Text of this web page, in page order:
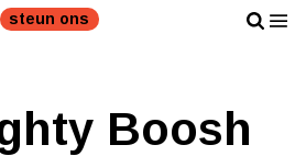
teevee." />
steun ons
Boosh